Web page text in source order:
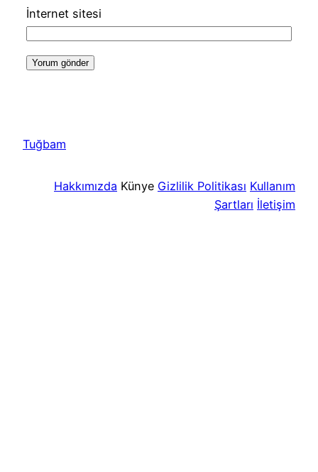
İnternet sitesi
Tuğbam
Hakkımızda Künye Gizlilik Politikası Kullanım
Şartları İletişim